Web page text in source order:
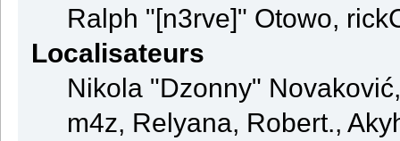
Ralph "[n3rve]" Otowo,
Localisateurs
Nikola "Dzonny"
m4z, Relyana, Robert.,